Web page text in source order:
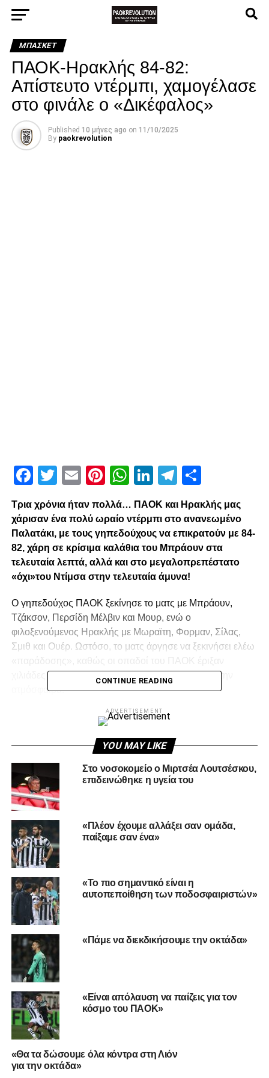
ΜΠΆΣΚΕΤ
ΠΑΟΚ-Ηρακλής 84-82:
Απίστευτο ντέρμπι, χαμογέλασε
στο φινάλε ο «Δικέφαλος»
Published 10 μήνες ago on 11/10/2025
By paokrevolution
Facebook
Twitter
EmailPinterest
WhatsApp
LinkedIn
Telegram
Τρια χρόνια ήταν πολλά… ΠΑΟΚ και Ηρακλής μας
χάρισαν ένα πολύ ωραίο ντέρμπι στο ανανεωμένο
Παλατάκι, με τους γηπεδούχους να επικρατούν με 84-
82, χάρη σε κρίσιμα καλάθια του Μπράουν στα
τελευταία λεπτά, αλλά και στο μεγαλοπρεπέστατο
«όχι»του Ντίμσα στην τελευταία άμυνα!
Ο γηπεδούχος ΠΑΟΚ ξεκίνησε το ματς με Μπράουν,
Τζάκσον, Περσίδη Μέλβιν και Μουρ, ενώ ο
φιλοξενούμενος Ηρακλής με Μωραϊτη, Φορμαν, Σίλας,
Σμιθ και Ουέρ. Ωστόσο, το ματς άργησε να ξεκινήσει ελέω
χιλιάδες χαρτάκια στο παρκέ, κάνοντας «μαγική» την
ατμόσφαιρα.
Ο «Δικέφαλος» ξεκίνησε με ορμή και με τρια γρήγορα
με 6-0 (στο 7:37). Η πίεση των «Ασπρόμαυρων» στην
για το 10-2 ανάγκασε τον Σιγάλα να πάρει το πρώτο του
τάιμ-άουτ, το οποίο είχε αποτέλεσμα καθώς ο «Γηραιός»
βρήκε το πρώτο του καλάθι εντός πεδιάς μετά από
πρώτη φορά τη διαφορά σε διψήφια επίπεδα (16-6, 5:00).
Ένα λάθος του Τσιακμά για δύο εύκολους πόντους του
Κόνιαρη, έκανε έξαλλο τον Σιγάλα που πήρε το δεύτερό
του τάιμ-άουτ χωρίς σκέψεις, καθώς η διαφορά πήγε
στους 12 (23-11, 1:56). Σε αυτά τα επίπεδα ολοκληρώθηκε
και η πρώτη περίοδος (25-13).
στους 9 τη διαφορά μετά από αρκετή ώρα (25-16). Ο
Μουρ απάντησε με τρεις συνεχόμενους πόντους και τη
μέγιστη διαφορά (31-18, 6:26 για το ημίχρονο), ενώ το
από ακόμα ένα επιθετικό ριμπάουντ του «Δικεφάλου».Το
τρίποντο του Σμιθ ήταν σαν βάλσαμο και κατέβασε τη
διαφορά στους 7, ενώ με ένα καλάθι του Χρηστίδη ο
3:28), εκμεταλλευόμενος την δίλεπτη αφλογιστία του
CONTINUE READING
ADVERTISEMENT
YOU MAY LIKE
Στο νοσοκομείο ο Μιρτσέα Λουτσέσκου,
επιδεινώθηκε η υγεία του
«Πλέον έχουμε αλλάξει σαν ομάδα,
παίξαμε σαν ένα»
«Το πιο σημαντικό είναι η
αυτοπεποίθηση των ποδοσφαιριστών»
«Πάμε να διεκδικήσουμε την οκτάδα»
«Είναι απόλαυση να παίζεις για τον
κόσμο του ΠΑΟΚ»
«Θα τα δώσουμε όλα κόντρα στη Λιόν
για την οκτάδα»